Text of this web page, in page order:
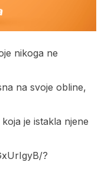
nikoga ne
na svoje obline,
je istakla njene
?